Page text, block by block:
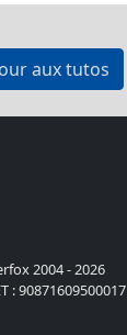
aux tutos
2004 - 2026
: 90871609500017